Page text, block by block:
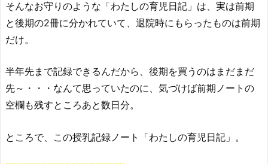
そんなお守りのような「わたしの育児日記」は、実は前期
と後期の2冊に分かれていて、退院時にもらったものは前期
だけ。
半年先まで記録できるんだから、後期を買うのはまだまだ
先～・・・なんて思っていたのに、気づけば前期ノートの
空欄も残すところあと数日分。
ところで、この授乳記録ノート「わたしの育児日記」。